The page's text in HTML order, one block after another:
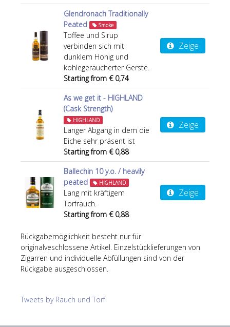
Glendronach Traditionally
Peated
Smoke
Toffee und Sirup
verbinden sich mit
dunklem Honig und
kohlegeräucherter Gerste.
Starting from € 0,74
Zeige
As we get it - HIGHLAND
(Cask Strength)
HIGHLAND
Langer Abgang in dem die
Eiche sehr präsent ist
Starting from € 0,88
Zeige
Ballechin 10 y.o. / heavily
peated
HIGHLAND
Lang mit kräftigem
Torfrauch.
Starting from € 0,88
Zeige
Rückgabemöglichkeit besteht nur für
originalveschlossene Artikel. Einzelstücklieferungen von
Zigarren und individuelle Abfüllungen sind von der
Rückgabe ausgeschlossen.
Tweets by Rauch und Torf